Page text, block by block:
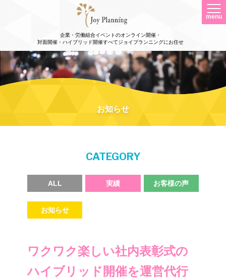
企業・労働組合イベントのオンライン開催・
対面開催・ハイブリッド開催すべてジョイプランニングにお任せ
menu
お知らせ
CATEGORY
ALL 実績 お客様の声
お知らせ
ワクワク楽しい社内表彰式の
ハイブリッド開催を運営代行